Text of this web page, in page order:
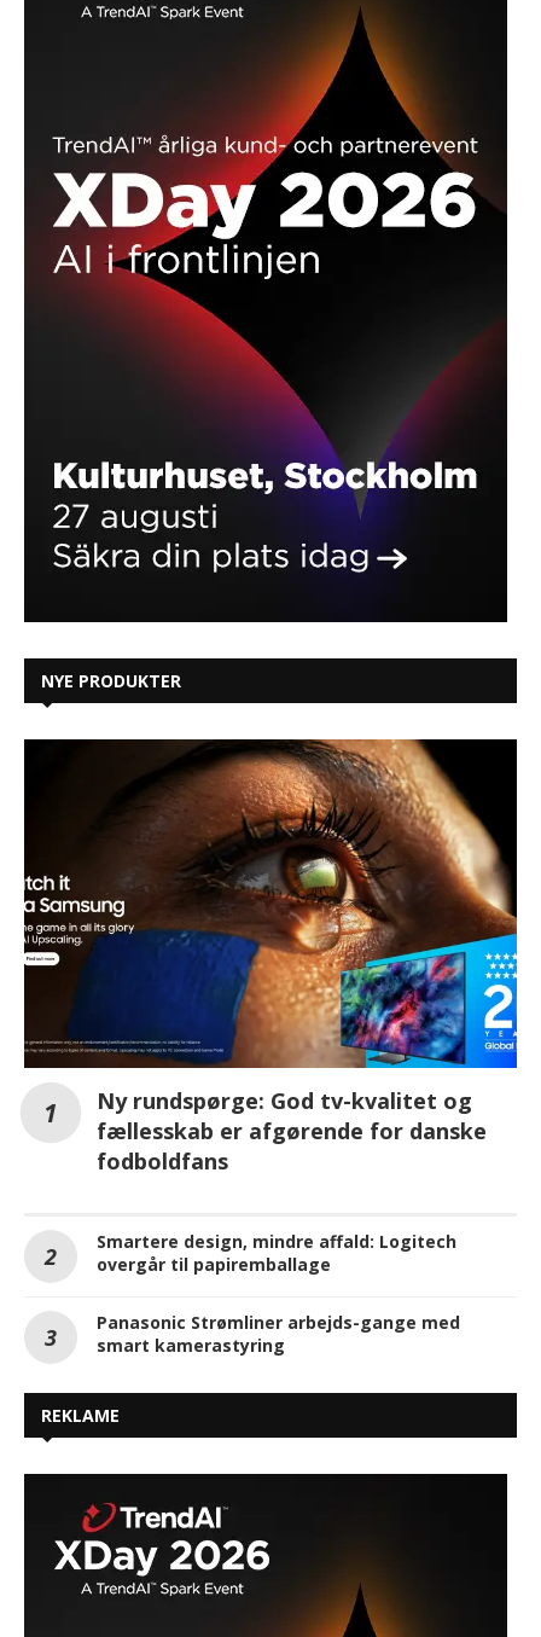
NYE PRODUKTER
Ny rundspørge: God tv-kvalitet og
fællesskab er afgørende for danske
fodboldfans
Smartere design, mindre affald: Logitech
overgår til papiremballage
Panasonic Strømliner arbejds-gange med
smart kamerastyring
REKLAME